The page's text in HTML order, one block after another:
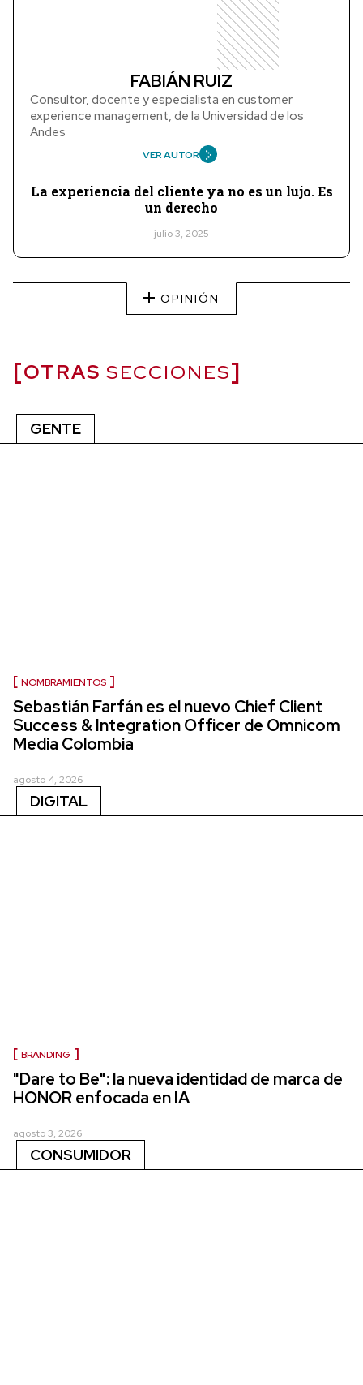
FABIÁN RUIZ
Consultor, docente y especialista en customer
experience management, de la Universidad de los
Andes
VER AUTOR
La experiencia del cliente ya no es un lujo. Es
un derecho
julio 3, 2025
OPINIÓN
OTRAS SECCIONES
GENTE
NOMBRAMIENTOS
Sebastián Farfán es el nuevo Chief Client
Success & Integration Officer de Omnicom
Media Colombia
agosto 4, 2026
DIGITAL
BRANDING
"Dare to Be": la nueva identidad de marca de
HONOR enfocada en IA
agosto 3, 2026
CONSUMIDOR